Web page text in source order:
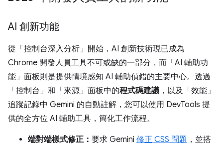
AI 創新功能
從「控制台深入分析」 開始，AI 創新技術現已成為
Chrome 開發人員工具不可或缺的一部分，而「AI 輔助功
能」 面板則是提供情境感知 AI 輔助偵錯的主要中心。透過
「控制台」和「來源」面板中的程式碼建議 ，以及「效能」
追蹤記錄中 Gemini 的自動註解，您可以使用 DevTools 提
供的全方位 AI 輔助工具，簡化工作流程。
端對端樣式修正： 要求 Gemini 修正 CSS 問題 ，並搭